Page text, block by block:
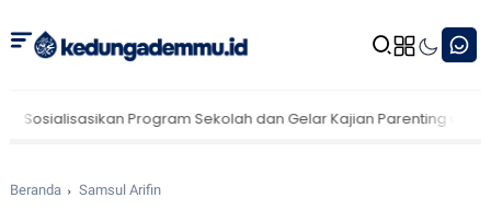
Program Sekolah dan Gelar Kajian Parenting untuk Wali Murid
Beranda Samsul Arifin